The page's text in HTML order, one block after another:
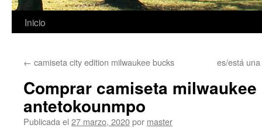
Saltar
contenido
Inicio
← camiseta city edition milwaukee bucks es/está
Comprar camiseta
antetokounmpo
Publicada el 27 marzo, 2020por master